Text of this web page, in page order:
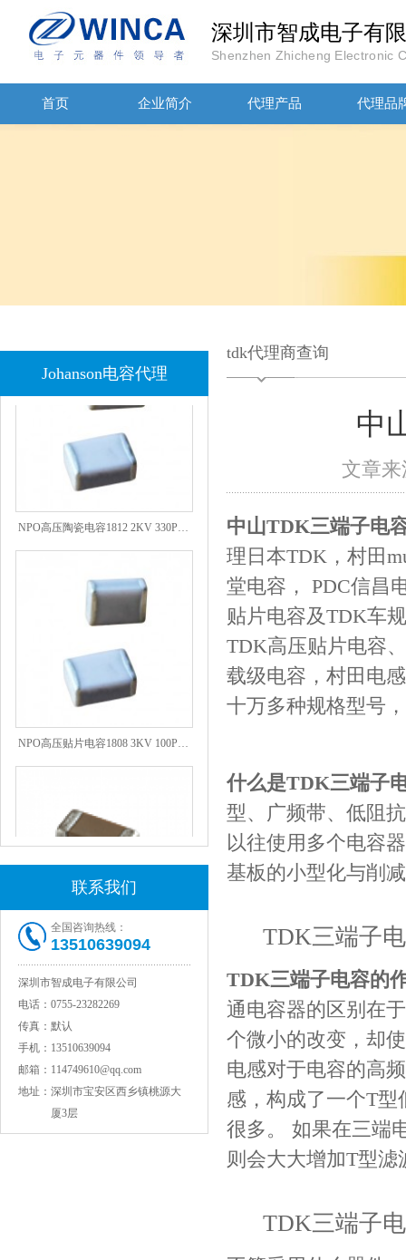
深圳市智成电子有
Shenzhen Zhicheng Electronic
首页 企业简介 代理产品 代理品
Johanson电容代理
JOHANOSN高压贴片电容1206/NPO/1000V/220PF/J档封装
联系我们
全国咨询热线：
13510639094
深圳市智成电子有限公司
电话： 0755-23282269
传真： 默认
手机： 13510639094
邮箱： 114749610@qq.com
地址： 深圳市宝安区西乡镇桃源大
厦3层
tdk代理商查询
中
文章
中山TDK三端子电
理日本TDK，村田
堂电容， PDC信昌
贴片电容及TDK车
TDK高压贴片电容
载级电容，村田电
十万多种规格型号
什么是TDK三端子
型、广频带、低阻
以往使用多个电容
基板的小型化与削
TDK三端子
TDK三端子电容的
通电容器的区别在
个微小的改变，却
电感对于电容的高
感，构成了一个T
很多。 如果在三端
则会大大增加T型
TDK三端子